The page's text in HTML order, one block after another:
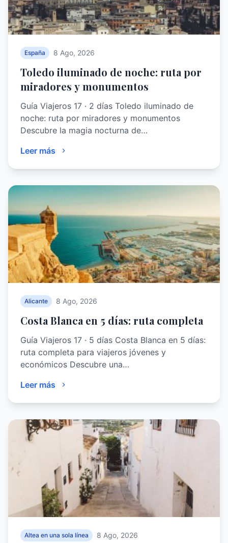
España 8 Ago, 2026
Toledo iluminado de noche: ruta por
miradores y monumentos
Guía Viajeros 17 · 2 días Toledo iluminado de
noche: ruta por miradores y monumentos
Descubre la magia nocturna de…
Leer más
Alicante 8 Ago, 2026
Costa Blanca en 5 días: ruta completa
Guía Viajeros 17 · 5 días Costa Blanca en 5 días:
ruta completa para viajeros jóvenes y
económicos Descubre una…
Leer más
Altea en una sola línea 8 Ago, 2026